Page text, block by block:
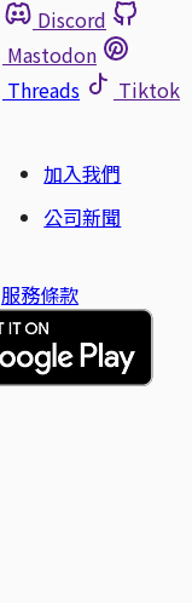
Discord
Mastodon
Threads
Tiktok
加入我們
公司新聞
服務條款